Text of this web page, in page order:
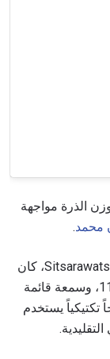
الذرة مواجهة
محمد.
بيت، البالغ من العمر 19 عاماً وممثل فريق Sitsarawatseur، كان
شبه لا يُمس في الآونة الأخيرة، بسجل يبلغ 51-11، وسمعة قائمة
تكتيكياً يستخدم